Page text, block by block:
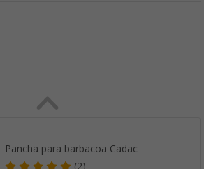
Pancha para barbacoa Cadac
(2)